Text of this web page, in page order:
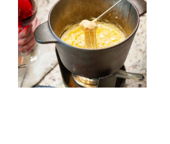
«Zuccardi Q»
relanza su
imagen
manteniendo
Identidad